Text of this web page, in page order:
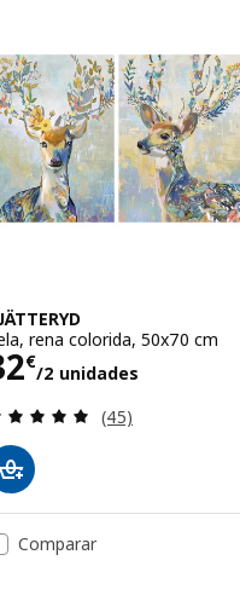
Total de
rena colorida, 50x70 cm
€
/2 unidades32€/2
Avaliação: 4.9
(45)
Comparar